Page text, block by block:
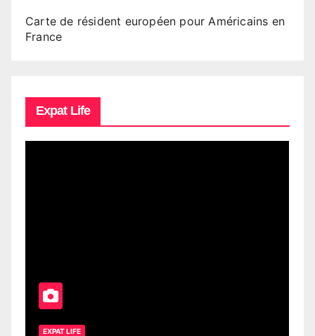
Carte de résident européen pour Américains en
France
Expat Life
EXPAT LIFE